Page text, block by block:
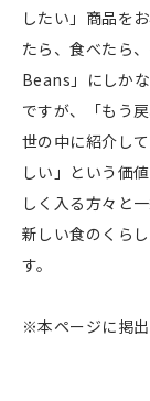
したい」商品を
たら、食べたら
Beans」にしか
ですが、「もう
世の中に紹介し
しい」という価
しく入る方々と
新しい食のくら
す。
※本ページに掲出